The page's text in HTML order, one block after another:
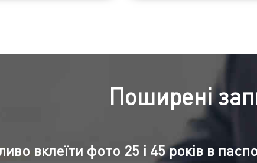
Поширені
вклеїти фото 25 і 45 років в